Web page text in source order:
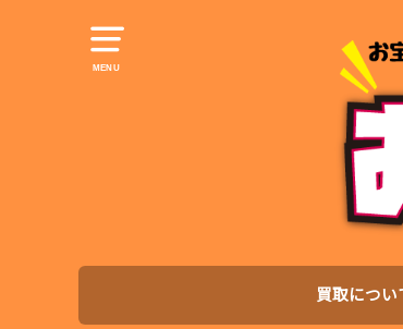
MENU
買取につい